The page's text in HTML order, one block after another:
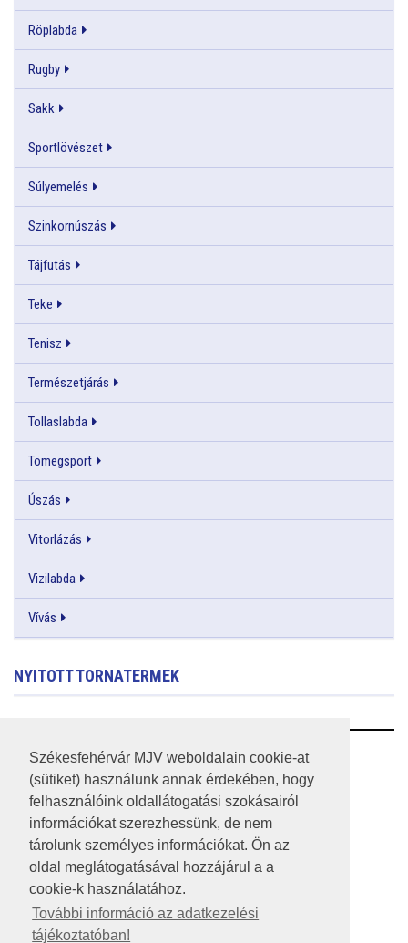
Székesfehérvár MJV weboldalain cookie-at
(sütiket) használunk annak érdekében, hogy
felhasználóink oldallátogatási szokásairól
információkat szerezhessünk, de nem
tárolunk személyes információkat. Ön az
oldal meglátogatásával hozzájárul a a
cookie-k használatához.
További információ az adatkezelési
tájékoztatóban!
Röplabda
Rugby
Sakk
Sportlövészet
Súlyemelés
Szinkornúszás
Tájfutás
Teke
Tenisz
Természetjárás
Tollaslabda
Tömegsport
Úszás
Vitorlázás
Vizilabda
Vívás
NYITOTT TORNATERMEK
RSS
A HONLAP 2017.03.31-I ÁLLAPOTA
JOGI NYILATKOZAT
IMPRESSZUM
KÖZÉRDEKŰ ADATOK